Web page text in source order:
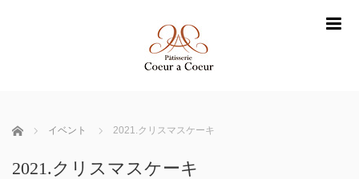
ホーム イベント 2021.クリスマスケーキ
2021.クリスマスケーキ